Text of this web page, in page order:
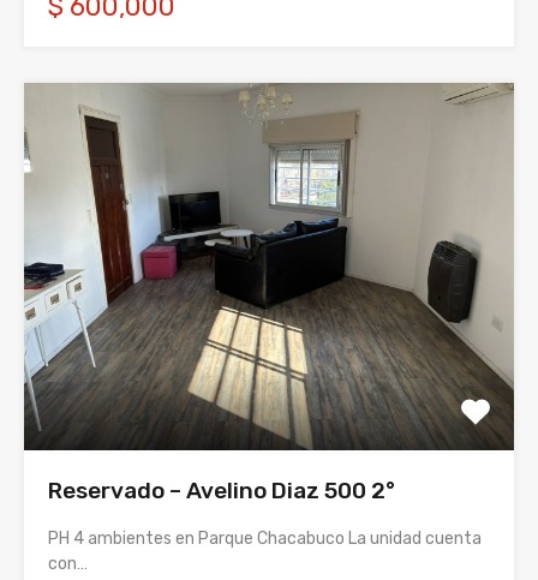
Reservado – Avelino Diaz 500 2°
PH 4 ambientes en Parque Chacabuco La unidad cuenta
con…